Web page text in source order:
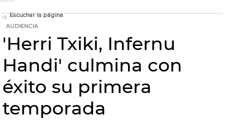
Escuchar la página
AUDIENCIA
'Herri Txiki, Infernu
Handi' culmina con
éxito su primera
temporada